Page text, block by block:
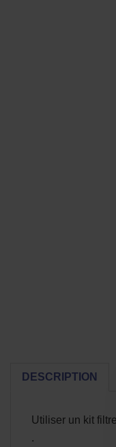
DESCRIPTION
Utiliser un kit
.